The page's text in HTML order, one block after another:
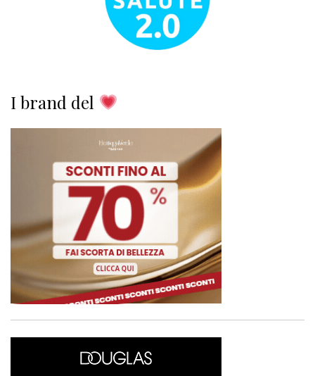
I brand del